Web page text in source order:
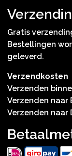
Gratis
Bestellingen
geleverd.
Verzendkosten
Verzenden
Verzenden naar
Verzenden naar